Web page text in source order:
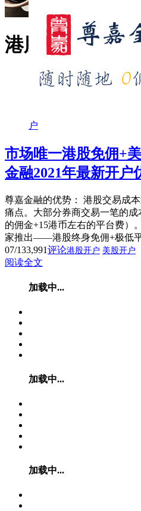
港股免佣
户
市场唯一港股免佣+
金融2021年最新开户
尊嘉金融的优势： 港股交易成
痛点。大部分券商交易一笔的
的佣金+15港币左右的平台费）
家推出——港股终身免佣+极低
07/133,991评论港股开户 美股开户
阅读全文
加载中...
加载中...
加载中...